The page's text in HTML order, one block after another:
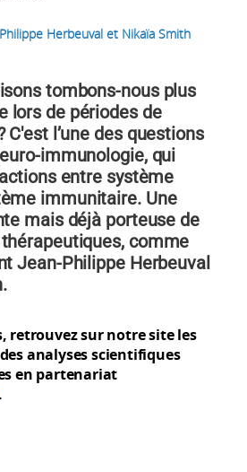
Herbeuval et Nikaïa Smith
tombons-nous plus
lors de périodes de
C'est l’une des questions
immunologie, qui
entre système
immunitaire. Une
mais déjà porteuse de
comme
Jean-Philippe Herbeuval
retrouvez sur notre site les
analyses scientifiques
en partenariat
is external)
.